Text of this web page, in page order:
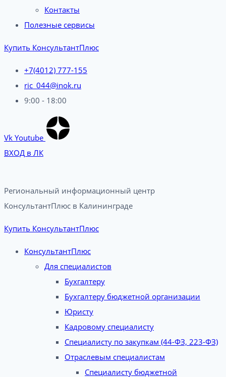
Контакты
Полезные сервисы
Купить КонсультантПлюс
+7(4012) 777-155
ric_044@inok.ru
9:00 - 18:00
Vk Youtube
ВХОД в ЛК
Региональный информационный центр
КонсультантПлюс в Калининграде​
Купить КонсультантПлюс
КонсультантПлюс
Для специалистов
Бухгалтеру
Бухгалтеру бюджетной организации
Юристу
Кадровому специалисту
Специалисту по закупкам (44-ФЗ, 223-ФЗ)
Отраслевым специалистам
Специалисту бюджетной